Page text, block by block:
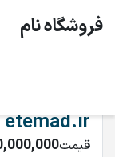
فروشگاه نام
etemad.ir
قیمت